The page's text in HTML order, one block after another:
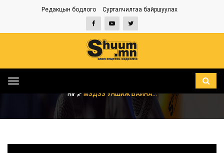
Редакцын бодлого Сурталчилгаа байршуулах
Toggle
НҮҮР МЭДЭЭ УНШИЖ БАЙНА...